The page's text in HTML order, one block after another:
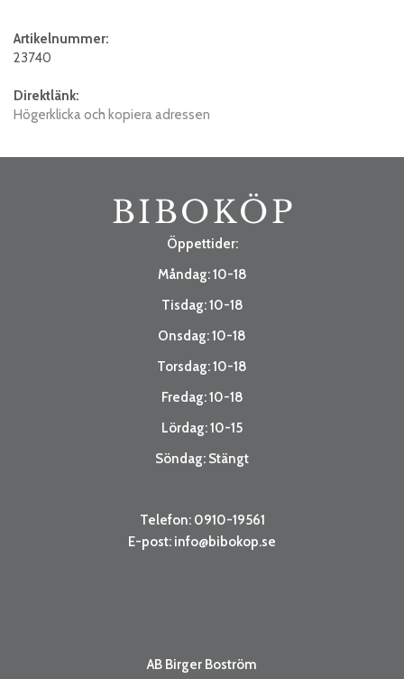
Artikelnummer:
23740
Direktlänk:
Högerklicka och kopiera adressen
Öppettider:
Måndag: 10-18
Tisdag: 10-18
Onsdag: 10-18
Torsdag: 10-18
Fredag: 10-18
Lördag: 10-15
Söndag: Stängt
Telefon: 0910-19561
E-post: info@bibokop.se
AB Birger Boström